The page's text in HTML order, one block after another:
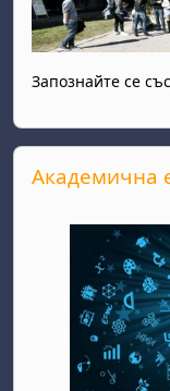
Запознайте се
Passer Академична
Академична